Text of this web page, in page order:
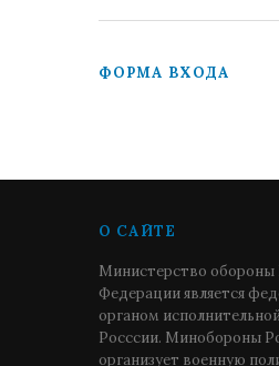
ФОРМА ВХОДА
О САЙТЕ
Министерство обороны
Федерации является
органом
Росссии. Минобороны
организует военную